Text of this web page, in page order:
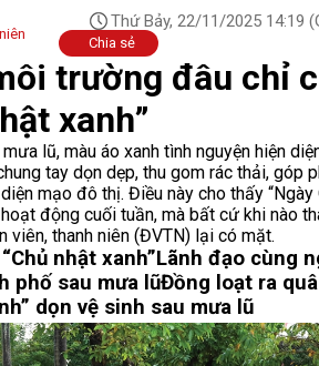
Thứ Bảy, 22/11/2025 14:19
Chia sẻ
trường đâu chỉ
xanh”
lũ, màu áo xanh tình nguyện hiện
tay dọn dẹp, thu gom rác thải, góp
mạo đô thị. Điều này cho thấy “Ngày
động cuối tuần, mà bất cứ khi nào
viên, thanh niên (ĐVTN) lại có mặt.
nhật xanh”Lãnh đạo cùng
phố sau mưa lũĐồng loạt ra
dọn vệ sinh sau mưa lũ